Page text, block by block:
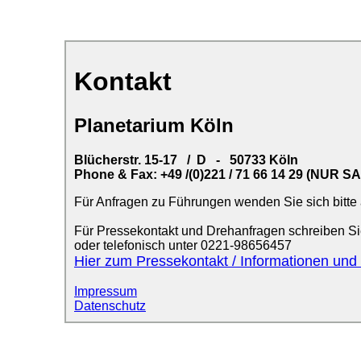
Kontakt
Planetarium Köln
Blücherstr. 15-17 / D - 50733 Köln
Phone & Fax: +49 /(0)221 / 71 66 14 29 (NUR
Für Anfragen zu Führungen wenden Sie sich
Für Pressekontakt und Drehanfragen schreiben
oder telefonisch unter 0221-98656457
Hier zum Pressekontakt / Informationen
Impressum
Datenschutz